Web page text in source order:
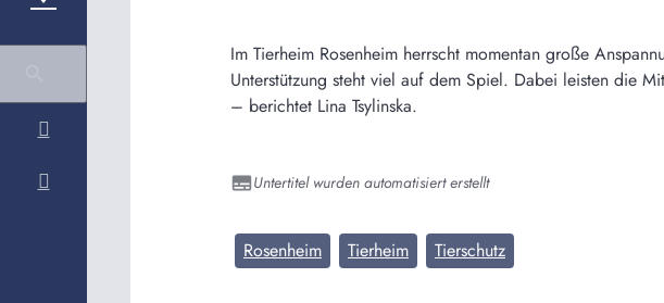
Im Tierheim Rosenheim herrscht momentan große
Unterstützung steht viel auf dem Spiel. Dabei leisten die
– berichtet Lina Tsylinska.
Untertitel wurden automatisiert erstellt
Rosenheim Tierheim Tierschutz